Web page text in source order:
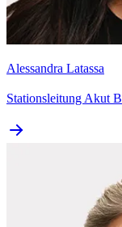
Alessandra Latassa
Stationsleitung Akut